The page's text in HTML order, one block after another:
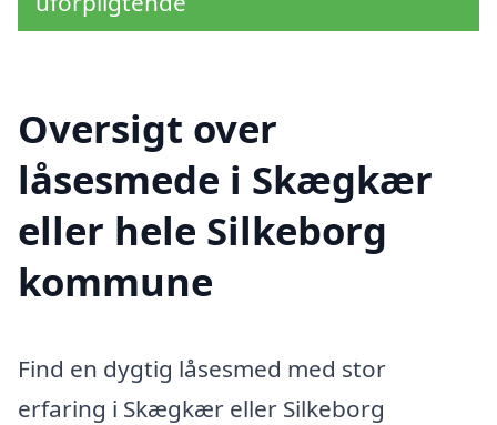
Oversigt over
låsesmede i Skægkær
eller hele Silkeborg
kommune
Find en dygtig låsesmed med stor
erfaring i Skægkær eller Silkeborg